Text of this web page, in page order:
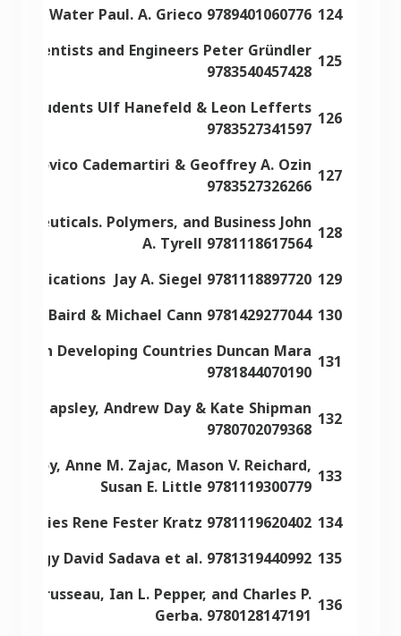
124
in Water Paul. A. Grieco 9789401060776
125
Scientists and Engineers Peter Gründler
9783540457428
126
Students Ulf Hanefeld & Leon Lefferts
9783527341597
127
Ludovico Cademartiri & Geoffrey A. Ozin
9783527326266
128
Polymers, and Business John
A. Tyrell 9781118617564
129
Jay A. Siegel 9781118897720
130
Baird & Michael Cann 9781429277044
131
in Developing Countries Duncan Mara
9781844070190
132
Lapsley, Andrew Day & Kate Shipman
9780702079368
133
Anne M. Zajac, Mason V. Reichard,
Susan E. Little 9781119300779
134
Rene Fester Kratz 9781119620402
135
David Sadava et al. 9781319440992
136
Brusseau, Ian L. Pepper, and Charles P.
Gerba. 9780128147191